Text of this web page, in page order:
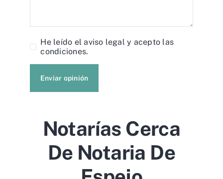
He leído elaviso legal y acepto las
condiciones.
Enviar opinión
Notarías Cerca
De Notaria De